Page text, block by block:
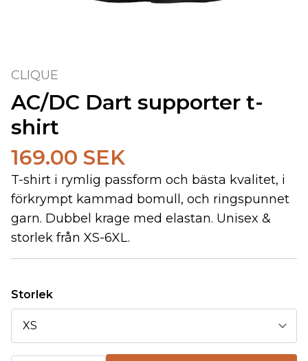
CLIQUE
AC/DC Dart supporter t-
shirt
169.00 SEK
T-shirt i rymlig passform och bästa kvalitet, i
förkrympt kammad bomull, och ringspunnet
garn. Dubbel krage med elastan. Unisex &
storlek från XS-6XL.
Storlek